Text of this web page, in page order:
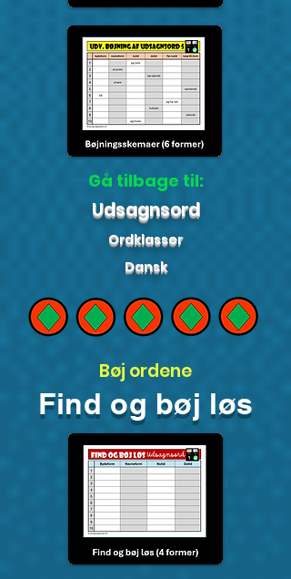
Gå tilbage til:
Udsagnsord
Ordklasser
Dansk
Bøj ordene
Find og bøj løs